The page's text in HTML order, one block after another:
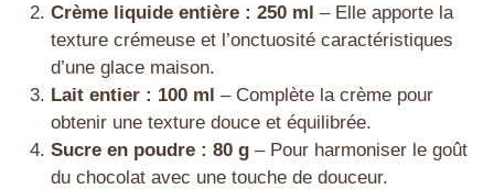
Crème liquide entière : 250 ml – Elle apporte la
texture crémeuse et l’onctuosité caractéristiques
d’une glace maison.
Lait entier : 100 ml – Complète la crème pour
obtenir une texture douce et équilibrée.
Sucre en poudre : 80 g– Pour harmoniser le goût
du chocolat avec une touche de douceur.